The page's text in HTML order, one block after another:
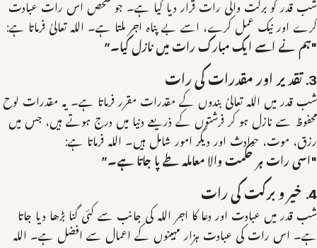
شب قدر کو برکت والی رات قرار دیا گیا ہے۔ جو شخص اس رات عبادت
کرے اور نیک عمل کرے، اسے بے پناہ اجر ملتا ہے۔ اللہ تعالیٰ فرماتا ہے:
"ہم نے اسے ایک مبارک رات میں نازل کیا۔”
3. تقدیر اور مقدرات کی رات
شب قدر میں اللہ تعالیٰ بندوں کے مقدرات مقرر فرماتا ہے۔ یہ مقدرات لوح
محفوظ سے نازل ہو کر فرشتوں کے ذریعے دنیا میں درج ہوتے ہیں، جس میں
رزق، موت، حوادث اور دیگر امور شامل ہیں۔ اللہ فرماتا ہے:
"اسی رات ہر حکمت والا معاملہ طے پا جاتا ہے۔”
4. خیر و برکت کی رات
شب قدر میں عبادت اور دعا کا اجر اللہ کی جانب سے کئی گنا بڑھا دیا جاتا
ہے۔ اس رات کی عبادت ہزار مہینوں کے اعمال سے افضل ہے۔ اللہ